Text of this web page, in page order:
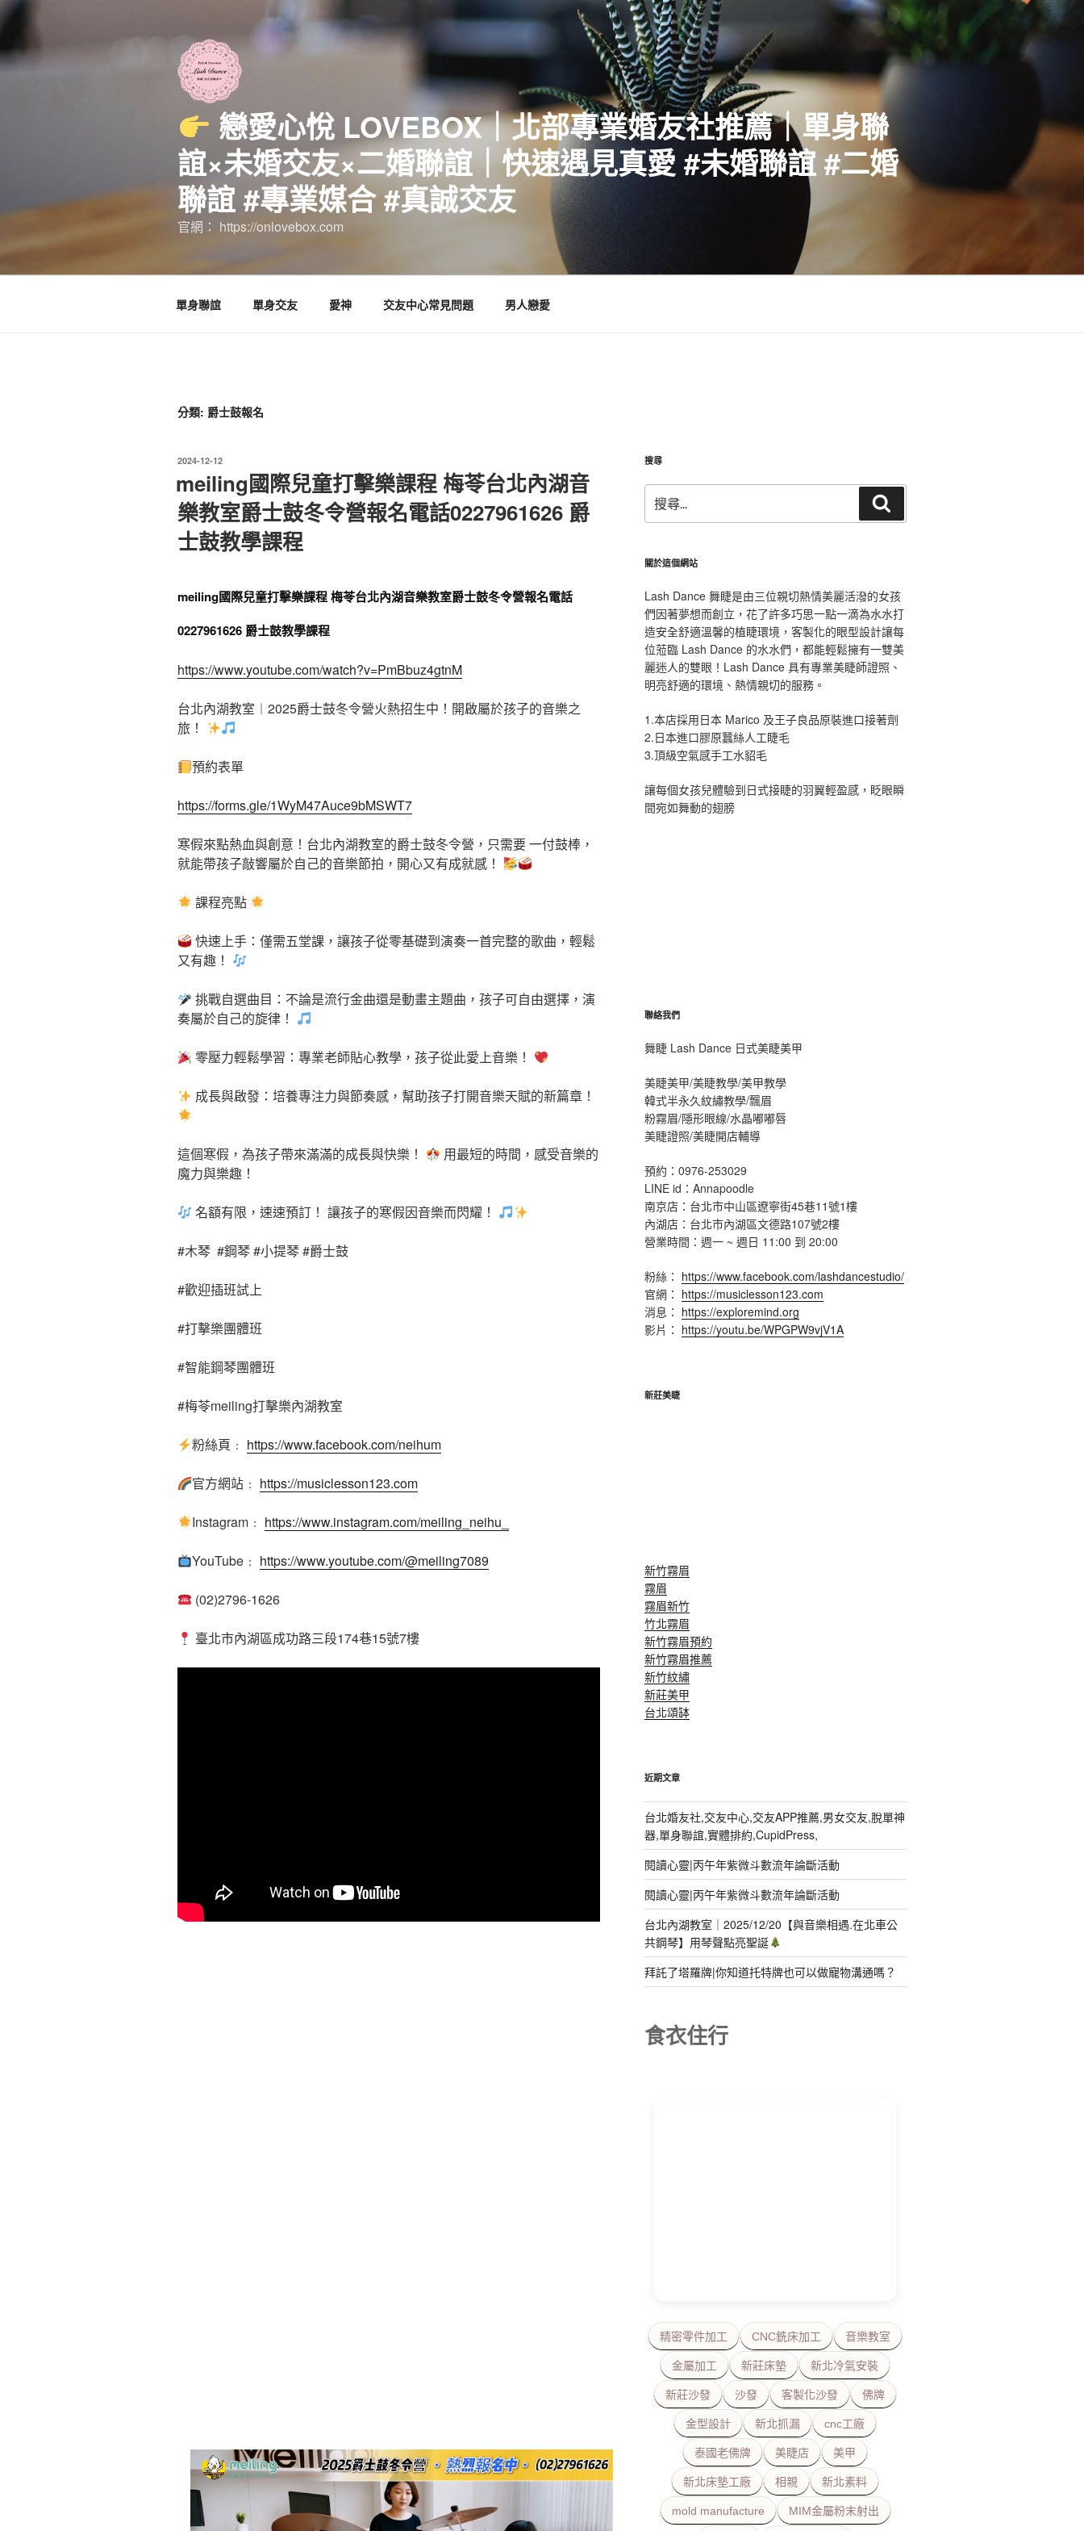
跳
至
主
要
戀愛心悅 LOVEBOX｜北部專業婚友社推薦｜單身聯
誼×未婚交友×二婚聯誼｜快速遇見真愛 #未婚聯誼 #二婚
聯誼 #專業媒合 #真誠交友
官網： https://onlovebox.com
單身聯誼 單身交友 愛神 交友中心常見問題 男人戀愛
分類: 爵士鼓報名
發
於
2024-12-12
meiling國際兒童打擊樂課程 梅苓台北內湖音
樂教室爵士鼓冬令營報名電話0227961626 爵
士鼓教學課程
meiling國際兒童打擊樂課程 梅苓台北內湖音樂教室爵士鼓冬令營報名電話
0227961626 爵士鼓教學課程
https://www.youtube.com/watch?v=PmBbuz4gtnM
台北內湖教室︱2025爵士鼓冬令營火熱招生中！開啟屬於孩子的音樂之
旅！
預約表單
https://forms.gle/1WyM47Auce9bMSWT7
寒假來點熱血與創意！台北內湖教室的爵士鼓冬令營，只需要 一付鼓棒，
就能帶孩子敲響屬於自己的音樂節拍，開心又有成就感！
課程亮點
快速上手：僅需五堂課，讓孩子從零基礎到演奏一首完整的歌曲，輕鬆
又有趣！
挑戰自選曲目：不論是流行金曲還是動畫主題曲，孩子可自由選擇，演
奏屬於自己的旋律！
零壓力輕鬆學習：專業老師貼心教學，孩子從此愛上音樂！
成長與啟發：培養專注力與節奏感，幫助孩子打開音樂天賦的新篇章！
這個寒假，為孩子帶來滿滿的成長與快樂！
用最短的時間，感受音樂的
魔力與樂趣！
名額有限，速速預訂！ 讓孩子的寒假因音樂而閃耀！
#木琴 #鋼琴 #小提琴 #爵士鼓
#歡迎插班試上
#打擊樂團體班
#智能鋼琴團體班
#梅苓meiling打擊樂內湖教室
粉絲頁﹕ https://www.facebook.com/neihum
官方網站﹕ https://musiclesson123.com
Instagram﹕ https://www.instagram.com/meiling_neihu_
YouTube﹕ https://www.youtube.com/@meiling7089
(02)2796-1626
臺北市內湖區成功路三段174巷15號7樓
搜尋
尋
關
字:
尋
關於這個網站
Lash Dance 舞睫是由三位親切熱情美麗活潑的女孩
們因著夢想而創立，花了許多巧思一點一滴為水水打
造安全舒適溫馨的植睫環境，客製化的眼型設計讓每
位蒞臨 Lash Dance 的水水們，都能輕鬆擁有一雙美
麗迷人的雙眼！Lash Dance 具有專業美睫師證照、
明亮舒適的環境、熱情親切的服務。
1.本店採用日本 Marico 及王子良品原裝進口接著劑
2.日本進口膠原蠶絲人工睫毛
3.頂級空氣感手工水貂毛
讓每個女孩兒體驗到日式接睫的羽翼輕盈感，眨眼瞬
間宛如舞動的翅膀
聯絡我們
舞睫 Lash Dance 日式美睫美甲
美睫美甲/美睫教學/美甲教學
韓式半永久紋繡教學/飄眉
粉霧眉/隱形眼線/水晶嘟嘟唇
美睫證照/美睫開店輔導
預約：0976-253029
LINE id：Annapoodle
南京店：台北市中山區遼寧街45巷11號1樓
內湖店：台北市內湖區文德路107號2樓
營業時間：週一 ~ 週日 11:00 到 20:00
粉絲： https://www.facebook.com/lashdancestudio/
官網： https://musiclesson123.com
消息： https://exploremind.org
影片： https://youtu.be/WPGPW9vjV1A
新莊美睫
新竹霧眉
霧眉
霧眉新竹
竹北霧眉
新竹霧眉預約
新竹霧眉推薦
新竹紋繡
新莊美甲
台北頌缽
近期文章
台北婚友社,交友中心,交友APP推薦,男女交友,脫單神
器,單身聯誼,實體排約,CupidPress,
閱讀心靈|丙午年紫微斗數流年論斷活動
閱讀心靈|丙午年紫微斗數流年論斷活動
台北內湖教室｜2025/12/20【與音樂相遇.在北車公
共鋼琴】用琴聲點亮聖誕
拜託了塔羅牌|你知道托特牌也可以做寵物溝通嗎？
食衣住行
精密零件加工 CNC銑床加工 音樂教室
金屬加工 新莊床墊 新北冷氣安裝
新莊沙發 沙發 客製化沙發 佛牌
金型設計 新北抓漏 cnc工廠
泰國老佛牌 美睫店 美甲
新北床墊工廠 相親 新北素料
mold manufacture MIM金屬粉末射出